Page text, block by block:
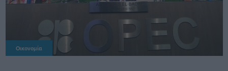
Οικονομία